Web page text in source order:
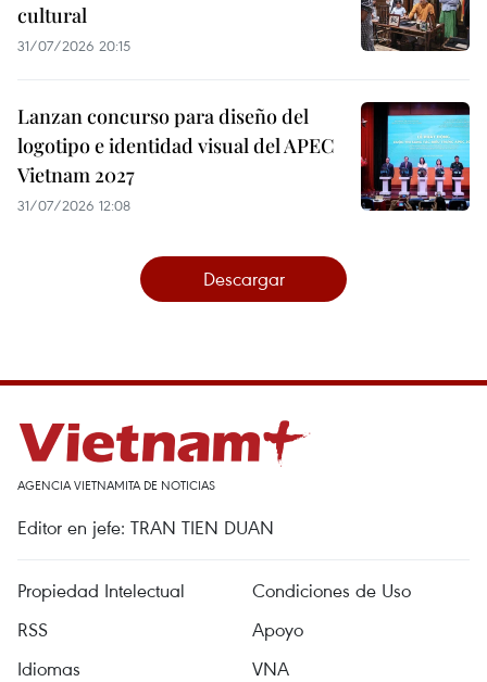
cultural
31/07/2026 20:15
Lanzan concurso para diseño del
logotipo e identidad visual del APEC
Vietnam 2027
31/07/2026 12:08
Descargar
AGENCIA VIETNAMITA DE NOTICIAS
Editor en jefe: TRAN TIEN DUAN
Propiedad Intelectual
Condiciones de Uso
RSS
Apoyo
Idiomas
VNA